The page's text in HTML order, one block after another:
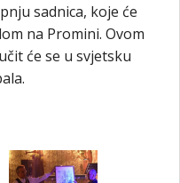
sadnica, koje će
na Promini. Ovom
će se u svjetsku